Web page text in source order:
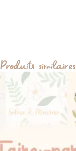
Produits similaires